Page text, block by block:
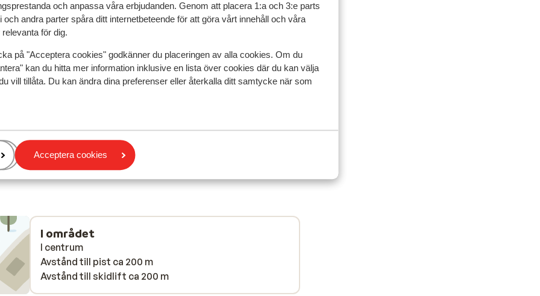
och anpassa våra erbjudanden. Genom att placera 1:a och 3:e parts
andra parter spåra ditt internetbeteende för att göra vårt innehåll och våra
för dig.
på "Acceptera cookies" godkänner du placeringen av alla cookies. Om du
kan du hitta mer information inklusive en lista över cookies där du kan välja
vill tillåta. Du kan ändra dina preferenser eller återkalla ditt samtycke när som
Acceptera cookies
Mest bokad av familj
7.3 Bra
Ligging aan een dood dorp waar niets te beleven is. Pro
is dat je gemakkelijk aan huez bent met ski express ,
maar. Of beter is dat je in 30 min aan les 2 Alpes bent .
Ligging aan een dood dorp waar niets te beleven is. Pro
is dat je gemakkelijk aan huez bent met ski express ,
maar. Of beter is dat je in 30 min aan les 2 Alpes bent .
Anonym Familj
I området
I centrum
Avstånd till pist ca 200 m
Avstånd till skidlift ca 200 m